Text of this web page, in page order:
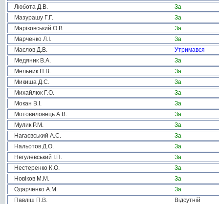
Любота Д.В.
За
Мазурашу Г.Г.
За
Маріковський О.В.
За
Марченко Л.І.
За
Маслов Д.В.
Утримався
Медяник В.А.
За
Мельник П.В.
За
Микиша Д.С.
За
Михайлюк Г.О.
За
Мокан В.І.
За
Мотовиловець А.В.
За
Мулик Р.М.
За
Нагаєвський А.С.
За
Нальотов Д.О.
За
Негулевський І.П.
За
Нестеренко К.О.
За
Новіков М.М.
За
Одарченко А.М.
За
Павліш П.В.
Відсутній